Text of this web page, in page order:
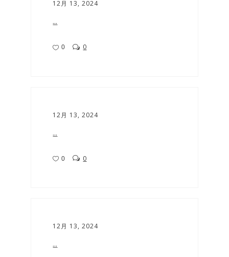
12月 13, 2024
...
0 0
12月 13, 2024
...
0 0
12月 13, 2024
...